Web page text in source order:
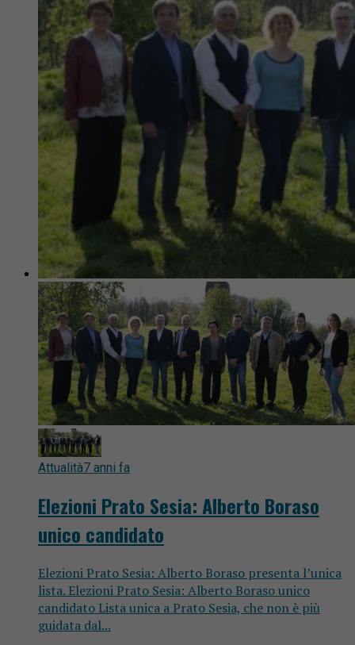
Attualità7 anni fa
Elezioni Prato Sesia: Alberto Boraso
unico candidato
Elezioni Prato Sesia: Alberto Boraso presenta l’unica
lista. Elezioni Prato Sesia: Alberto Boraso unico
candidato Lista unica a Prato Sesia, che non è più
guidata dal...